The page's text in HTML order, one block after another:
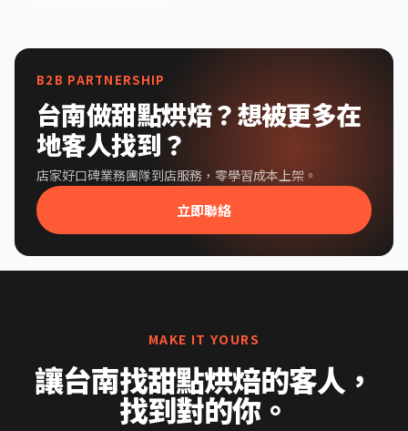
B2B PARTNERSHIP
台南做甜點烘焙？想被更多在
地客人找到？
店家好口碑業務團隊到店服務，零學習成本上架。
立即聯絡
MAKE IT YOURS
讓台南找甜點烘焙的客人，
找到對的你。